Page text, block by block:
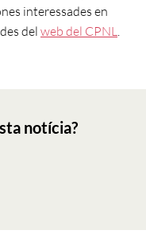
interessades en
del web del CPNL
notícia?